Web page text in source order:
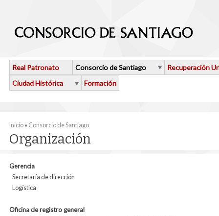
Real Patronato Consorcio de Santiago
Recuperación
Ciudad Histórica
Formación
Se encuentra usted aquí
Inicio» Consorcio de Santiago
Organización
Gerencia
Secretaría de dirección
Logística
Oficina de registro general